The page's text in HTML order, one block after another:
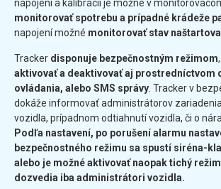
napojení a kalibrácii je možné v
monitorovať spotrebu a prípadné krádeže
napojení možné monitorovať stav
Tracker disponuje bezpečnostným režimom
aktivovať a deaktivovať aj prostredníctvom
ovládania, alebo SMS správy . Tracker v
dokáže informovať administrátorov
vozidla, prípadnom odtiahnutí vozidla, či o
Podľa nastavení, po porušení alarmu
bezpečnostného režimu sa spustí siréna-
alebo je možné aktivovať naopak tichý
dozvedia iba administrátori vozidla.